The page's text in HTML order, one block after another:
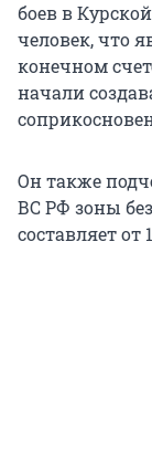
боев в
человек, что
конечном
начали
Он также
ВС РФ зоны
составляет от